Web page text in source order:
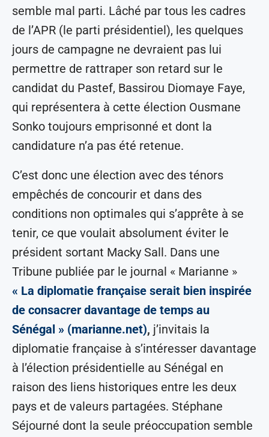
semble mal parti. Lâché par tous les cadres
de l’APR (le parti présidentiel), les quelques
jours de campagne ne devraient pas lui
permettre de rattraper son retard sur le
candidat du Pastef, Bassirou Diomaye Faye,
qui représentera à cette élection Ousmane
Sonko toujours emprisonné et dont la
candidature n’a pas été retenue.
C’est donc une élection avec des ténors
empêchés de concourir et dans des
conditions non optimales qui s’apprête à se
tenir, ce que voulait absolument éviter le
président sortant Macky Sall. Dans une
Tribune publiée par le journal « Marianne »
« La diplomatie française serait bien inspirée
de consacrer davantage de temps au
Sénégal » (marianne.net), j’invitais la
diplomatie française à s’intéresser davantage
à l’élection présidentielle au Sénégal en
raison des liens historiques entre les deux
pays et de valeurs partagées. Stéphane
Séjourné dont la seule préoccupation semble